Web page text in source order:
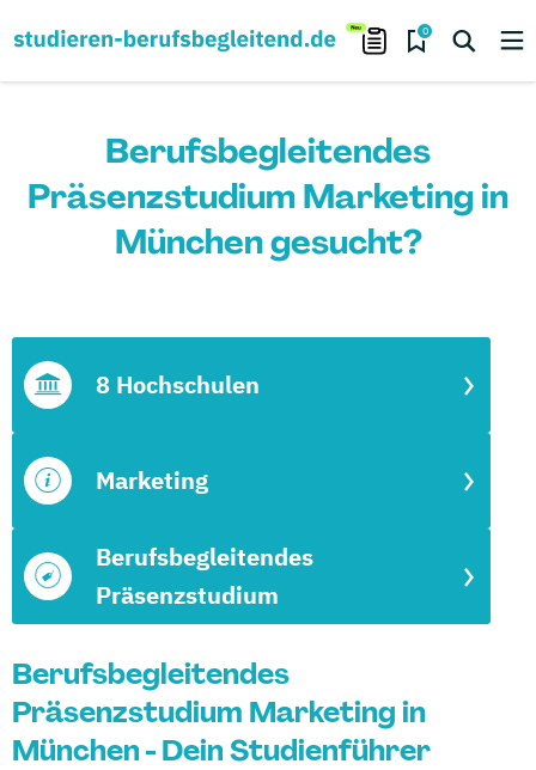
0
Berufsbegleitendes
Präsenzstudium Marketing in
München gesucht?
Berufsbegleitendes
Präsenzstudium
Marketing
8 Hochschulen
Berufsbegleitendes
Präsenzstudium Marketing in
München - Dein Studienführer